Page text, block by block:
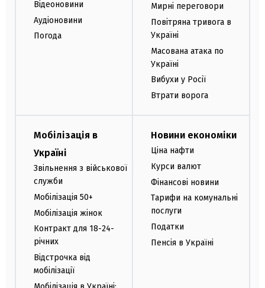
Відеоновини
Аудіоновини
Погода
Мирні переговори
Повітряна тривога в
Україні
Масована атака по
Україні
Вибухи у Росії
Втрати ворога
Мобілізація в
Україні
Звільнення з військової
служби
Мобілізація 50+
Мобілізація жінок
Контракт для 18-24-
річних
Відстрочка від
мобілізації
Новини економіки
Ціна нафти
Курси валют
Фінансові новини
Тарифи на комунальні
послуги
Податки
Пенсія в Україні